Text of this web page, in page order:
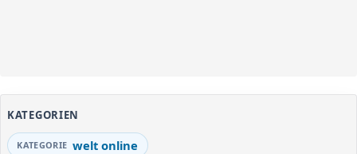
KATEGORIEN
welt online